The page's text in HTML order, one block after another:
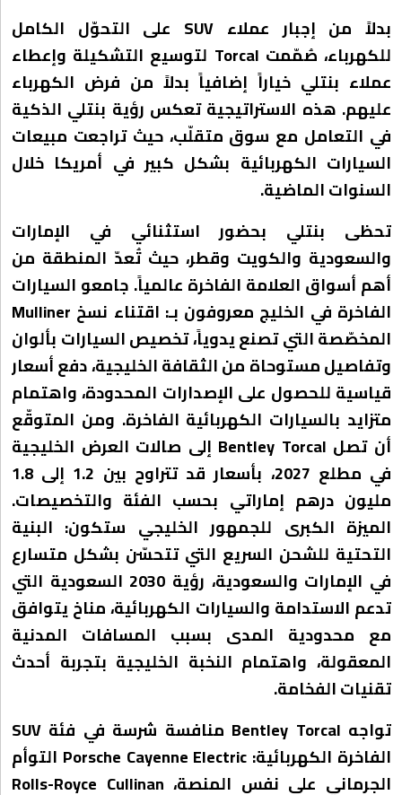
بدلاً من إجبار عملاء SUV على التحوّل الكامل
للكهرباء، صُمّمت Torcal لتوسيع التشكيلة وإعطاء
عملاء بنتلي خياراً إضافياً بدلاً من فرض الكهرباء
عليهم. هذه الاستراتيجية تعكس رؤية بنتلي الذكية
في التعامل مع سوق متقلّب، حيث تراجعت مبيعات
السيارات الكهربائية بشكل كبير في أمريكا خلال
السنوات الماضية.
تحظى بنتلي بحضور استثنائي في الإمارات
والسعودية والكويت وقطر، حيث تُعدّ المنطقة من
أهم أسواق العلامة الفاخرة عالمياً. جامعو السيارات
الفاخرة في الخليج معروفون بـ: اقتناء نسخ Mulliner
المخصّصة التي تصنع يدوياً، تخصيص السيارات بألوان
وتفاصيل مستوحاة من الثقافة الخليجية، دفع أسعار
قياسية للحصول على الإصدارات المحدودة، واهتمام
متزايد بالسيارات الكهربائية الفاخرة. ومن المتوقّع
أن تصل Bentley Torcal إلى صالات العرض الخليجية
في مطلع 2027، بأسعار قد تتراوح بين 1.2 إلى 1.8
مليون درهم إماراتي بحسب الفئة والتخصيصات.
الميزة الكبرى للجمهور الخليجي ستكون: البنية
التحتية للشحن السريع التي تتحسّن بشكل متسارع
في الإمارات والسعودية، رؤية 2030 السعودية التي
تدعم الاستدامة والسيارات الكهربائية، مناخ يتوافق
مع محدودية المدى بسبب المسافات المدنية
المعقولة، واهتمام النخبة الخليجية بتجربة أحدث
تقنيات الفخامة.
تواجه Bentley Torcal منافسة شرسة في فئة SUV
الفاخرة الكهربائية: Porsche Cayenne Electric التوأم
الجرماني على نفس المنصة، Rolls-Royce Cullinan